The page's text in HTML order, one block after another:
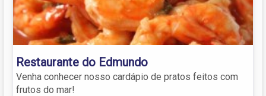
Restaurante do Edmundo
Venha conhecer nosso cardápio de pratos feitos com
frutos do mar!